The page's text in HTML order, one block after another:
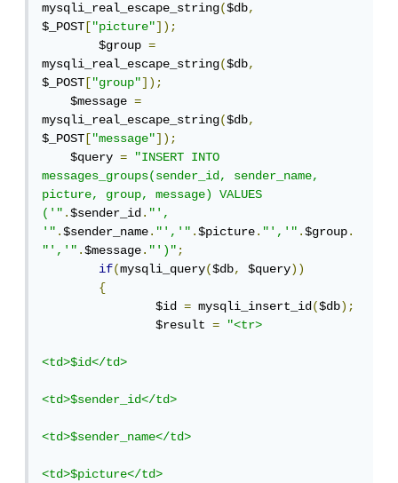
mysqli_real_escape_string($db,
$_POST ["picture"]);
	$group
=
mysqli_real_escape_string($db,
$_POST ["group"]);
    $message
=
mysqli_real_escape_string($db,
$_POST ["message"]);
    $query
=
"INSERT INTO
messages_groups(sender_id, sender_name,
picture, group, message) VALUES
('".$sender_id."',
'".$sender_name."','".$picture."','".$group.
"','".$message."')";
if(mysqli_query($db, $query))
{
		$id
= mysqli_insert_id($db);
		$result
= "<tr>
<td>$id</td>
<td>$sender_id</td>
<td>$sender_name</td>
<td>$picture</td>